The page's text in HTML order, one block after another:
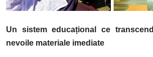
Un sistem educațional ce
nevoile materiale imediate